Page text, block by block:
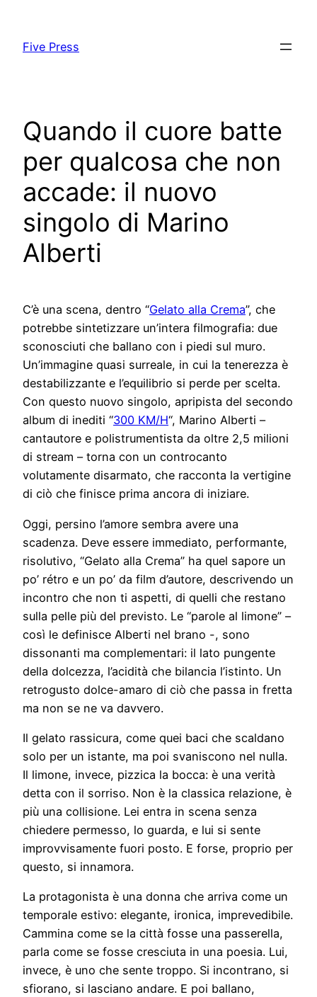
content
Five Press
Quando il cuore batte
per qualcosa che non
accade: il nuovo
singolo di Marino
Alberti
C’è una scena, dentro “Gelato alla Crema”, che
potrebbe sintetizzare un’intera filmografia: due
sconosciuti che ballano con i piedi sul muro.
Un’immagine quasi surreale, in cui la tenerezza è
destabilizzante e l’equilibrio si perde per scelta.
Con questo nuovo singolo, apripista del secondo
album di inediti “300 KM/H“, Marino Alberti –
cantautore e polistrumentista da oltre 2,5 milioni
di stream – torna con un controcanto
volutamente disarmato, che racconta la vertigine
di ciò che finisce prima ancora di iniziare.
Oggi, persino l’amore sembra avere una
scadenza. Deve essere immediato, performante,
risolutivo, “Gelato alla Crema” ha quel sapore un
po’ rétro e un po’ da film d’autore, descrivendo un
incontro che non ti aspetti, di quelli che restano
sulla pelle più del previsto. Le “parole al limone” –
così le definisce Alberti nel brano -, sono
dissonanti ma complementari: il lato pungente
della dolcezza, l’acidità che bilancia l’istinto. Un
retrogusto dolce-amaro di ciò che passa in fretta
ma non se ne va davvero.
Il gelato rassicura, come quei baci che scaldano
solo per un istante, ma poi svaniscono nel nulla.
Il limone, invece, pizzica la bocca: è una verità
detta con il sorriso. Non è la classica relazione, è
più una collisione. Lei entra in scena senza
chiedere permesso, lo guarda, e lui si sente
improvvisamente fuori posto. E forse, proprio per
questo, si innamora.
La protagonista è una donna che arriva come un
temporale estivo: elegante, ironica, imprevedibile.
Cammina come se la città fosse una passerella,
parla come se fosse cresciuta in una poesia. Lui,
invece, è uno che sente troppo. Si incontrano, si
sfiorano, si lasciano andare. E poi ballano,